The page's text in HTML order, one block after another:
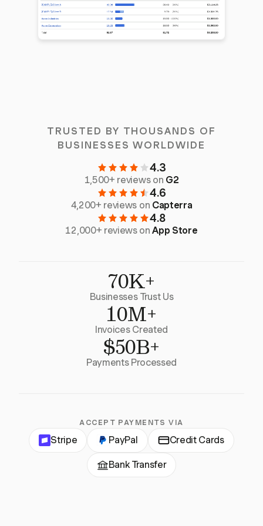
TRUSTED BY THOUSANDS OF
BUSINESSES WORLDWIDE
4.3
1,500+ reviews on G2
4.6
4,200+ reviews on Capterra
4.8
12,000+ reviews onApp Store
70K+
Businesses Trust Us
10M+
Invoices Created
$50B+
Payments Processed
ACCEPT PAYMENTS VIA
Stripe PayPal Credit Cards
Bank Transfer